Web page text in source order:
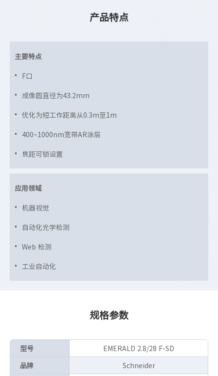
产品特点
主要特点
F口
成像圆直径为43.2mm
优化为短工作距离从0.3m至1m
400~1000nm宽带AR涂层
焦距可锁设置
应用领域
机器视觉
自动化光学检测
Web 检测
工业自动化
规格参数
型号
EMERALD 2.8/28 F-SD
品牌
Schneider